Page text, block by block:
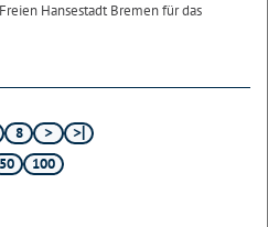
Hansestadt Bremen für das
8
50 100